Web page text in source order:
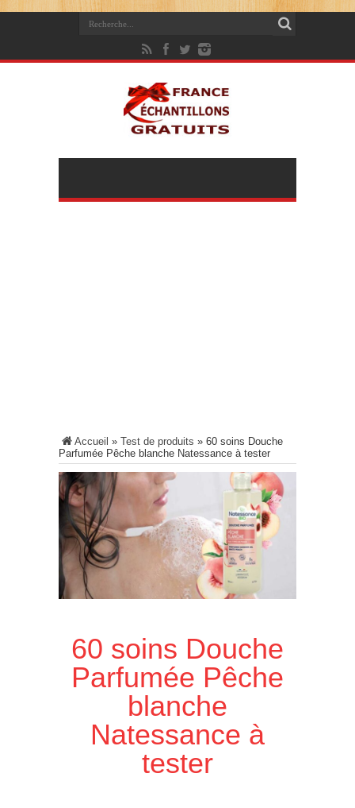
Accueil » Test de produits » 60 soins Douche
Parfumée Pêche blanche Natessance à tester
60 soins Douche
Parfumée Pêche
blanche
Natessance à
tester